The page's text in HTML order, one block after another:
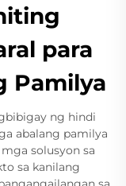
para
Pamilya
ng hindi
abalang pamilya
solusyon sa
sa kanilang